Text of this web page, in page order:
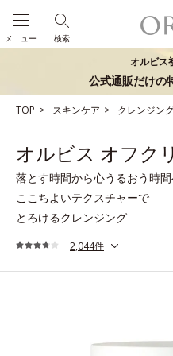
検索
メニュー
オルビス
公式通販だけの
TOP スキンケア クレンジン
オルビス オフク
落とす時間から心うるおう時間
ここちよいテクスチャーで
とろけるクレンジング
2,044件